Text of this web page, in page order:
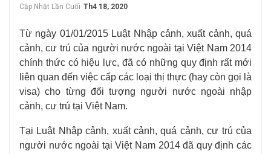
Cập Nhật Lần Cuối Th4 18, 2020
Từ ngày 01/01/2015 Luật Nhập cảnh, xuất cảnh, quá
cảnh, cư trú của người nước ngoài tại Việt Nam 2014
chính thức có hiệu lực, đã có những quy định rất mới
liên quan đến việc cấp các loại thị thực (hay còn gọi là
visa) cho từng đối tượng người nước ngoài nhập
cảnh, cư trú tại Việt Nam.
Tại Luật Nhập cảnh, xuất cảnh, quá cảnh, cư trú của
người nước ngoài tại Việt Nam 2014 đã quy định các